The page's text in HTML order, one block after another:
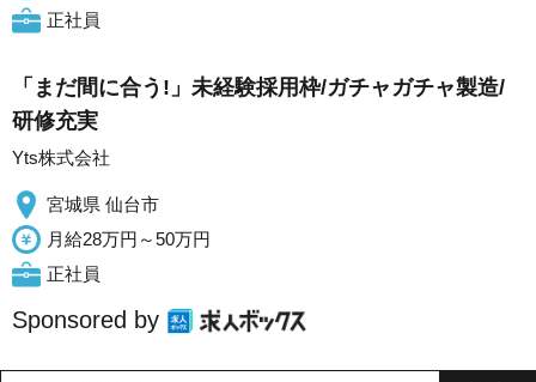
正社員
「まだ間に合う!」未経験採用枠/ガチャガチャ製造/
研修充実
Yts株式会社
宮城県 仙台市
月給28万円～50万円
正社員
Sponsored by